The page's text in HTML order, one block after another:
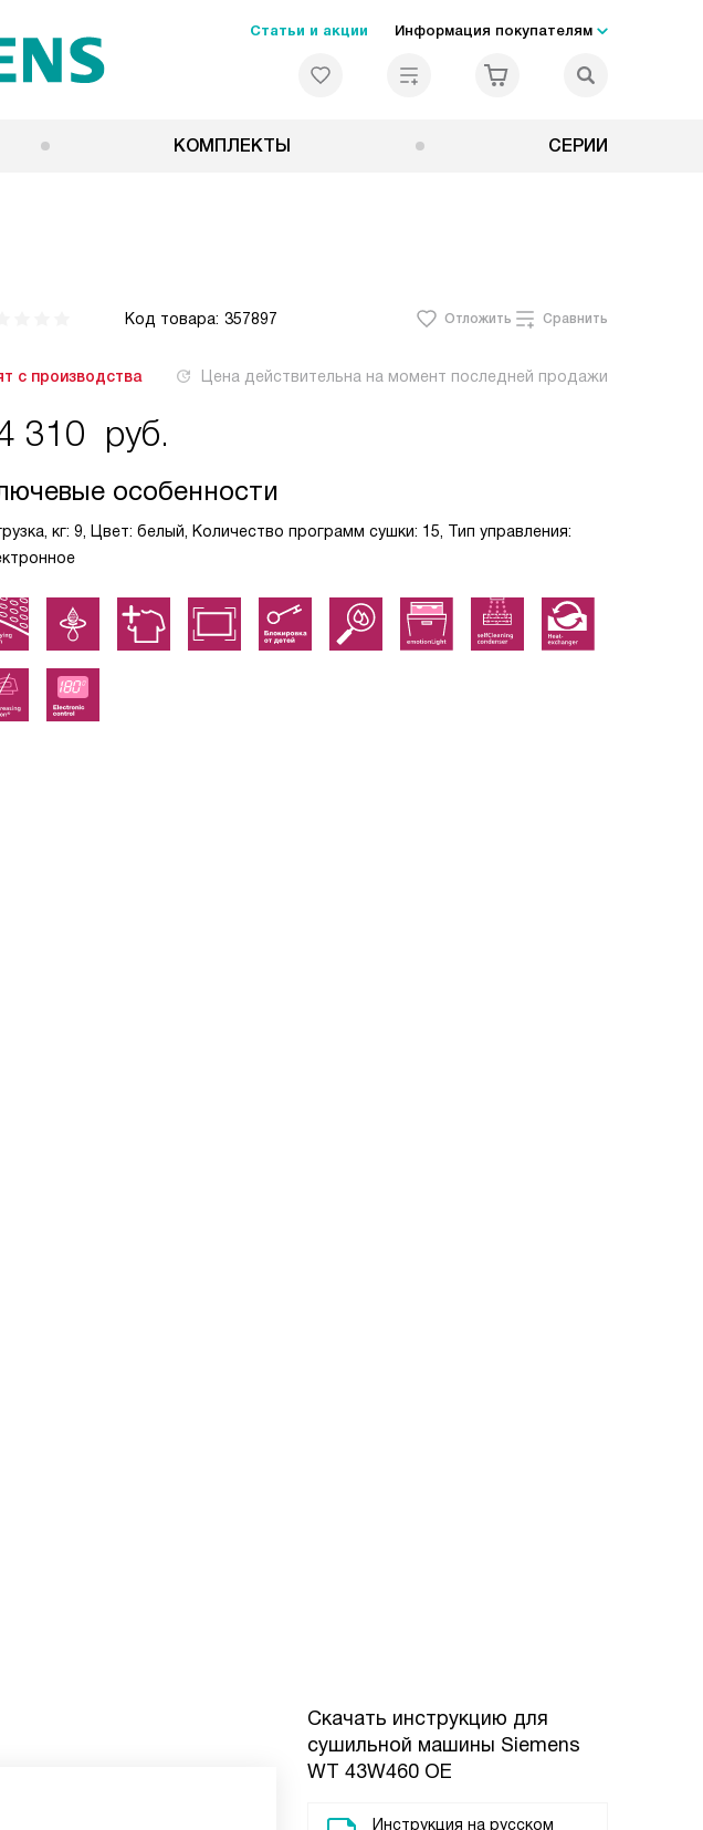
Статьи и акции Информация покупателям
КОМПЛЕКТЫ СЕРИИ
Код товара: 357897 Отложить Сравнить
с производства Цена действительна на момент последней продажи
310 руб.
особенности
кг: 9, Цвет: белый, Количество программ сушки: 15, Тип управления:
Скачать инструкцию для
сушильной машины Siemens
WT 43W460 OE
Инструкция на русском